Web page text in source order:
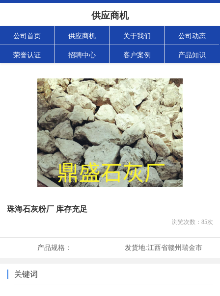
供应商机
公司首页 供应商机 关于我们 公司动态
荣誉认证 招聘中心 客户案例 产品知识
珠海石灰粉厂 库存充足
浏览次数： 85次
产品规格： 发货地:江西省赣州瑞金市
关键词